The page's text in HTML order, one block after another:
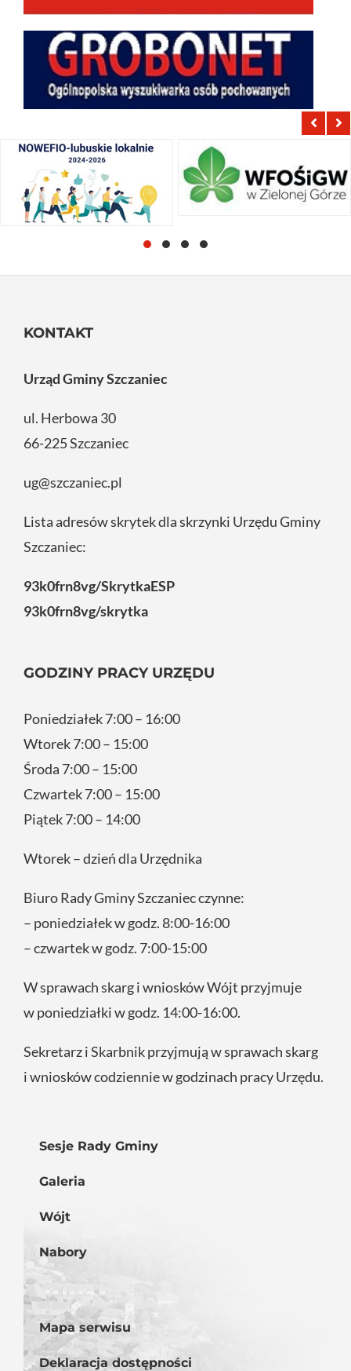
KONTAKT
Urząd Gminy Szczaniec
ul. Herbowa 30
66-225 Szczaniec
ug@szczaniec.pl
Lista adresów skrytek dla skrzynki Urzędu Gminy
Szczaniec:
93k0frn8vg/SkrytkaESP
93k0frn8vg/skrytka
GODZINY PRACY URZĘDU
Poniedziałek 7:00 – 16:00
Wtorek 7:00 – 15:00
Środa 7:00 – 15:00
Czwartek 7:00 – 15:00
Piątek 7:00 – 14:00
Wtorek – dzień dla Urzędnika
Biuro Rady Gminy Szczaniec czynne:
– poniedziałek w godz. 8:00-16:00
– czwartek w godz. 7:00-15:00
W sprawach skarg i wniosków Wójt przyjmuje
w poniedziałki w godz. 14:00-16:00.
Sekretarz i Skarbnik przyjmują w sprawach skarg
i wniosków codziennie w godzinach pracy Urzędu.
Sesje Rady Gminy
Galeria
Wójt
Nabory
Mapa serwisu
Deklaracja dostępności